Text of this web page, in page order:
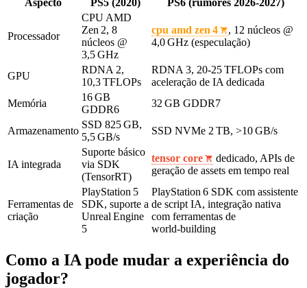
Processador
CPU AMD
Zen 2, 8
núcleos @
3,5 GHz
cpu amd zen 4
, 12 núcleos @
4,0 GHz (especulação)
GPU
RDNA 2,
10,3 TFLOPs
RDNA 3, 20‑25 TFLOPs com
aceleração de IA dedicada
Memória
16 GB
GDDR6
32 GB GDDR7
Armazenamento
SSD 825 GB,
5,5 GB/s
SSD NVMe 2 TB, >10 GB/s
IA integrada
Suporte básico
via SDK
(TensorRT)
tensor core
dedicado, APIs de
geração de assets em tempo real
Ferramentas de
criação
PlayStation 5
SDK, suporte a
Unreal Engine
5
PlayStation 6 SDK com assistente
de script IA, integração nativa
com ferramentas de
world‑building
Como a IA pode mudar a experiência do
jogador?